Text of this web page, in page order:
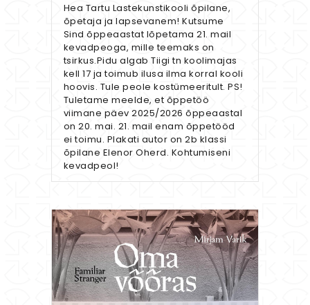
Hea Tartu Lastekunstikooli õpilane,
õpetaja ja lapsevanem! Kutsume
Sind õppeaastat lõpetama 21. mail
kevadpeoga, mille teemaks on
tsirkus.Pidu algab Tiigi tn koolimajas
kell 17 ja toimub ilusa ilma korral kooli
hoovis. Tule peole kostümeeritult. PS!
Tuletame meelde, et õppetöö
viimane päev 2025/2026 õppeaastal
on 20. mai. 21. mail enam õppetööd
ei toimu. Plakati autor on 2b klassi
õpilane Elenor Oherd. Kohtumiseni
kevadpeol!